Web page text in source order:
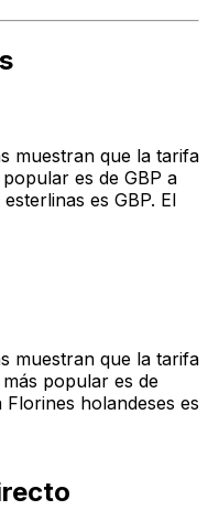
muestran que la tarifa
es de GBP a
es GBP. El
muestran que la tarifa
popular es de
Florines holandeses es